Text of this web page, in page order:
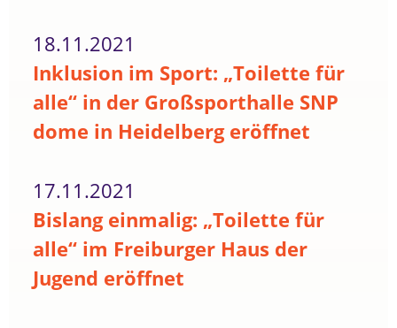
18.11.2021
Inklusion im Sport: „Toilette für
alle“ in der Großsporthalle SNP
dome in Heidelberg eröffnet
17.11.2021
Bislang einmalig: „Toilette für
alle“ im Freiburger Haus der
Jugend eröffnet